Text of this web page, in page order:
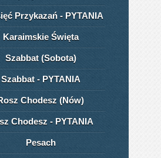
Przykazań - PYTANIA
Karaimskie Święta
Szabbat (Sobota)
Szabbat - PYTANIA
Chodesz (Nów)
Chodesz - PYTANIA
Pesach